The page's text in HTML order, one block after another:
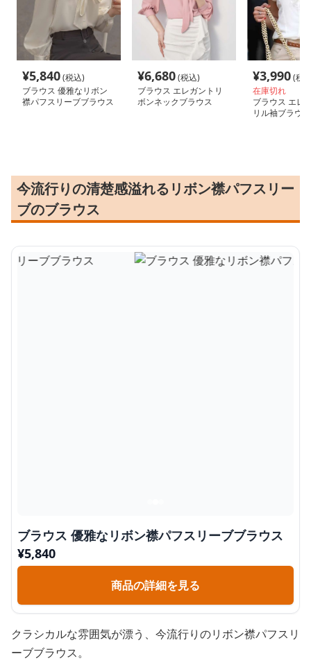
¥5,840(税込)
ブラウス 優雅なリボン
襟パフスリーブブラウス
¥6,680(税込)
ブラウス エレガントリ
ボンネックブラウス
¥3,990(税
在庫切れ
ブラウス エレ
リル袖ブラウス
今流行りの清楚感溢れるリボン襟パフスリー
ブのブラウス
ブラウス 優雅なリボン襟パフスリーブブラウス
¥5,840
商品の詳細を見る
クラシカルな雰囲気が漂う、今流行りのリボン襟パフスリ
ーブブラウス。